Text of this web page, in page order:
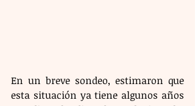
En un breve sondeo, estimaron que
esta situación ya tiene algunos años